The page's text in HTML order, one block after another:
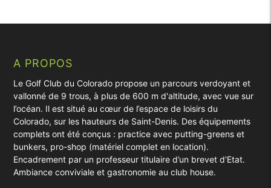
A PROPOS
Le Golf Club du Colorado propose un parcours verdoyant et
vallonné de 9 trous, à plus de 600 m d'altitude, avec vue sur
l’océan. Il est situé au cœur de l’espace de loisirs du
Colorado, sur les hauteurs de Saint-Denis. Des équipements
complets ont été conçus : practice avec putting-greens et
bunkers, pro-shop (matériel complet en location).
Encadrement par un professeur titulaire d’un brevet d'Etat.
Ambiance conviviale et gastronomie au club house.